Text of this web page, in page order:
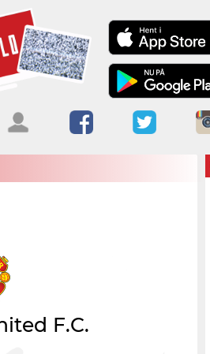
Kalendere
Om
Sofabold
ind
F.C.